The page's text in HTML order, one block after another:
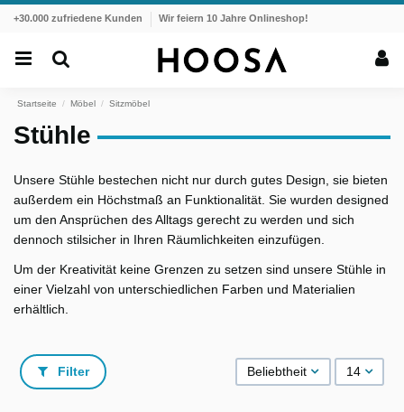
+30.000 zufriedene Kunden Wir feiern 10 Jahre Onlineshop!
Startseite Möbel Sitzmöbel
Stühle
Unsere Stühle bestechen nicht nur durch gutes Design, sie bieten
außerdem ein Höchstmaß an Funktionalität. Sie wurden designed
um den Ansprüchen des Alltags gerecht zu werden und sich
dennoch stilsicher in Ihren Räumlichkeiten einzufügen.
Um der Kreativität keine Grenzen zu setzen sind unsere Stühle in
einer Vielzahl von unterschiedlichen Farben und Materialien
erhältlich.
Filter Beliebtheit 14